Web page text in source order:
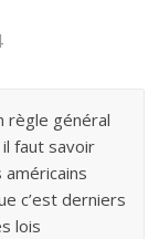
règle général
faut savoir
c’est derniers
lois